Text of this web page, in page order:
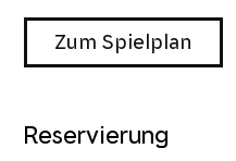
Zum Spielplan
Reservierung